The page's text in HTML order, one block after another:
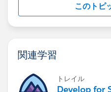
このトピ
関連学習
トレイル
Develop for